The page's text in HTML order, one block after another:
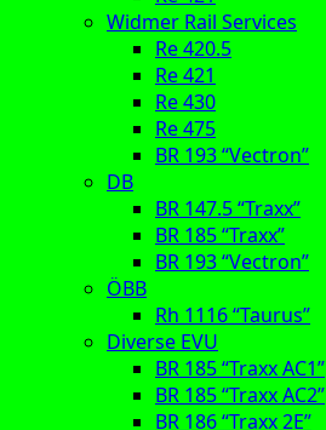
Widmer Rail Services
Re 420.5
Re 421
Re 430
Re 475
BR 193 “Vectron”
DB
BR 147.5 “Traxx”
BR 185 “Traxx”
BR 193 “Vectron”
ÖBB
Rh 1116 “Taurus”
Diverse EVU
BR 185 “Traxx AC1”
BR 185 “Traxx AC2”
BR 186 “Traxx 2E”